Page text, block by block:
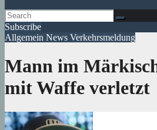
Subscribe
Allgemein News Verkehrsmeldung
Mann im
mit Waffe verletzt